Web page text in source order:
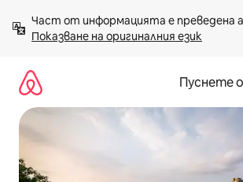
към
съдържанието
Показване на оригиналния език
Пуснете